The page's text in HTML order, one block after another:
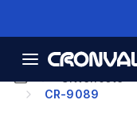
CR-9089